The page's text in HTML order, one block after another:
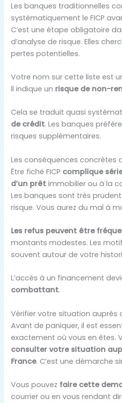
Les banques traditionnelles
systématiquement le FICP
C’est une étape obligatoire
d’analyse de risque. Elles
pertes potentielles.
Votre nom sur cette liste est
Il indique un risque de non-
Cela se traduit quasi
de crédit. Les banques
risques supplémentaires.
Les conséquences concrètes
Être fiché FICP complique
d’un prêt immobilier ou à la
Les banques sont très
risque. Vous aurez du mal à
Les refus peuvent être
montants modestes. Les
souvent autour de votre
L’accès à un financement
combattant.
Vérifier votre situation auprès
Avant de paniquer, il est
exactement où vous en êtes.
consulter votre situation
France. C’est une démarche
Vous pouvez faire cette
courrier ou en vous rendant